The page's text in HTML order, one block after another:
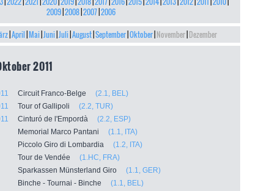
2009| 2008| 2007| 2006
April Mai Juni Juli August September Oktober November Dezember
2011
Circuit Franco-Belge (2.1, BEL)
Tour of Gallipoli (2.2, TUR)
Cinturó de l'Empordà (2.2, ESP)
Memorial Marco Pantani (1.1, ITA)
Piccolo Giro di Lombardia (1.2, ITA)
Tour de Vendée (1.HC, FRA)
Sparkassen Münsterland Giro (1.1, GER)
Binche - Tournai - Binche (1.1, BEL)